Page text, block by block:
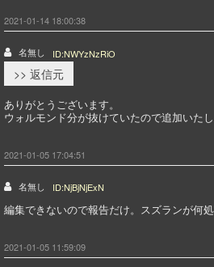
2021-01-14 18:00:38
名無し ID:NWYzNzRiO
>> 返信元
ありがとうございます。
ウォルモンド分が抜けていたので追加いたし
2021-01-05 17:04:51
名無し ID:NjBjNjExN
編集できないので報告だけ。スズランが何処
2021-01-05 11:59:09